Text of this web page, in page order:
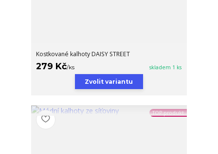
Kostkované kalhoty DAISY STREET
279 Kč/ks skladem 1 ks
Zvolit variantu
TOP produkt